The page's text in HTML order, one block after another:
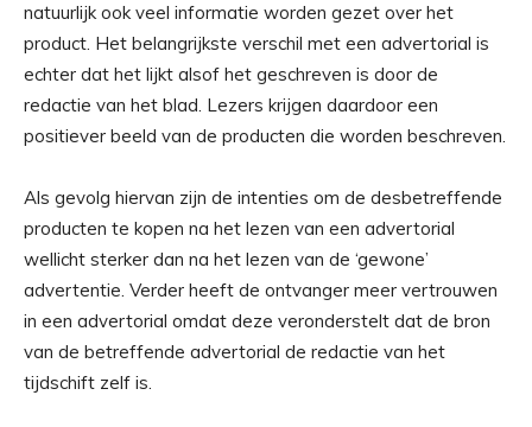
natuurlijk ook veel informatie worden gezet over het
product. Het belangrijkste verschil met een advertorial is
echter dat het lijkt alsof het geschreven is door de
redactie van het blad. Lezers krijgen daardoor een
positiever beeld van de producten die worden beschreven.
Als gevolg hiervan zijn de intenties om de desbetreffende
producten te kopen na het lezen van een advertorial
wellicht sterker dan na het lezen van de ‘gewone’
advertentie. Verder heeft de ontvanger meer vertrouwen
in een advertorial omdat deze veronderstelt dat de bron
van de betreffende advertorial de redactie van het
tijdschift zelf is.